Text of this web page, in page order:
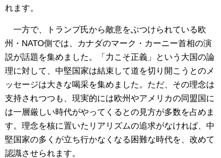
れます。
一方で、トランプ氏から敵意をぶつけられている欧
州・NATO側では、カナダのマーク・カーニー首相の演
説が話題を集めました。「力こそ正義」という大国の論
理に対して、中堅国家は結束して道を切り開こうとのメ
ッセージは大きな喝采を集めました。ただ、その理念は
支持されつつも、現実的には欧州やアメリカの同盟国に
は一層厳しい時代がやってくるとの見方が多数を占めま
す。理念を核に置いたリアリズムの追求がなければ、中
堅国家の多くが立ち行かなくなる困難な時代を、改めて
認識させられます。